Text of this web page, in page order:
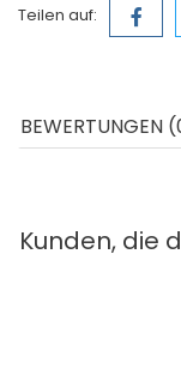
Teilen auf:
BEWERTUNGEN
Kunden, die